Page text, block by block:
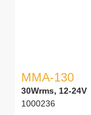
MMA-130
30Wrms, 12-24V
1000236